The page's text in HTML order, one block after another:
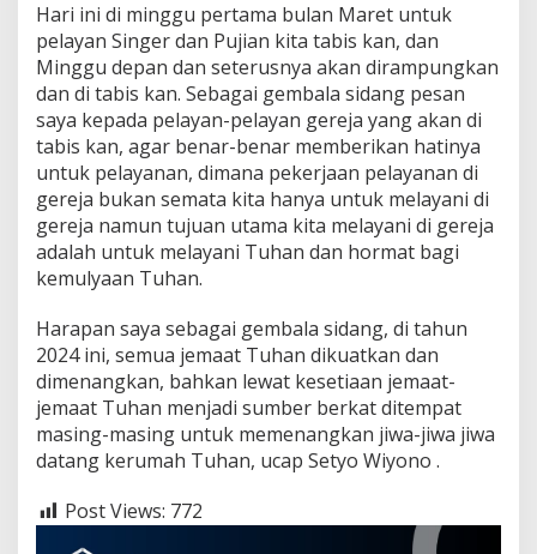
n
Hari ini di minggu pertama bulan Maret untuk
pelayan Singer dan Pujian kita tabis kan, dan
Minggu depan dan seterusnya akan dirampungkan
dan di tabis kan. Sebagai gembala sidang pesan
saya kepada pelayan-pelayan gereja yang akan di
tabis kan, agar benar-benar memberikan hatinya
untuk pelayanan, dimana pekerjaan pelayanan di
gereja bukan semata kita hanya untuk melayani di
gereja namun tujuan utama kita melayani di gereja
adalah untuk melayani Tuhan dan hormat bagi
kemulyaan Tuhan.
Harapan saya sebagai gembala sidang, di tahun
2024 ini, semua jemaat Tuhan dikuatkan dan
dimenangkan, bahkan lewat kesetiaan jemaat-
jemaat Tuhan menjadi sumber berkat ditempat
masing-masing untuk memenangkan jiwa-jiwa jiwa
datang kerumah Tuhan, ucap Setyo Wiyono .
Post Views: 772